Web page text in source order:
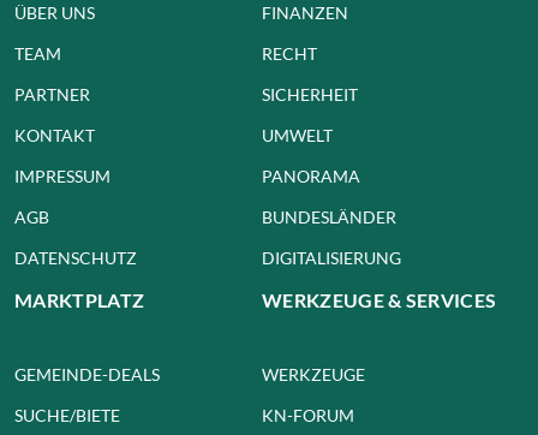
ÜBER UNS
TEAM
PARTNER
KONTAKT
IMPRESSUM
AGB
DATENSCHUTZ
FINANZEN
RECHT
SICHERHEIT
UMWELT
PANORAMA
BUNDESLÄNDER
DIGITALISIERUNG
MARKTPLATZ
GEMEINDE-DEALS
SUCHE/BIETE
WERKZEUGE & SERVICES
WERKZEUGE
KN-FORUM